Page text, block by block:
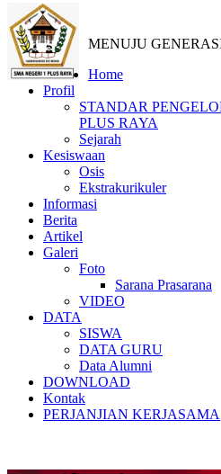
MENUJU
Home
Profil
STANDAR
PLUS RAYA
Sejarah
Kesiswaan
Osis
Ekstrakurikuler
Informasi
Berita
Artikel
Galeri
Foto
Sarana Prasarana
VIDEO
DATA
SISWA
DATA GURU
Data Alumni
DOWNLOAD
Kontak
PERJANJIAN KERJASAMA